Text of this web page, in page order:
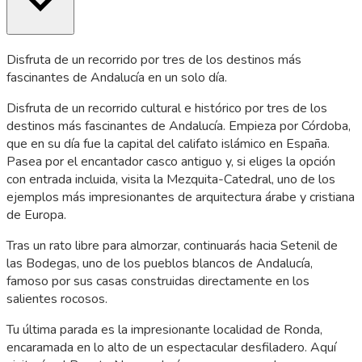
Disfruta de un recorrido por tres de los destinos más
fascinantes de Andalucía en un solo día.
Disfruta de un recorrido cultural e histórico por tres de los
destinos más fascinantes de Andalucía. Empieza por Córdoba,
que en su día fue la capital del califato islámico en España.
Pasea por el encantador casco antiguo y, si eliges la opción
con entrada incluida, visita la Mezquita-Catedral, uno de los
ejemplos más impresionantes de arquitectura árabe y cristiana
de Europa.
Tras un rato libre para almorzar, continuarás hacia Setenil de
las Bodegas, uno de los pueblos blancos de Andalucía,
famoso por sus casas construidas directamente en los
salientes rocosos.
Tu última parada es la impresionante localidad de Ronda,
encaramada en lo alto de un espectacular desfiladero. Aquí